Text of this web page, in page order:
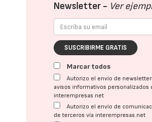
Newsletter - Ver
SUSCRIBIRME GRATIS
Marcar todos
Autorizo el envío de
avisos informativos personalizados
interempresas.net
Autorizo el envío de
de terceros vía interempresas.net